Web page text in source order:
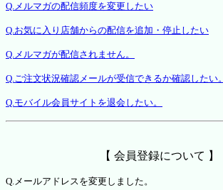
Q.メルマガの配信頻度を変更したい
Q.お気に入り店舗からの配信を追加・停止したい
Q.メルマガが配信されません。
Q.ご注文状況確認メールが受信できるか確認したい。
Q.モバイル会員サイトを退会したい。
【 会員登録について 】
Q.メールアドレスを変更しました。